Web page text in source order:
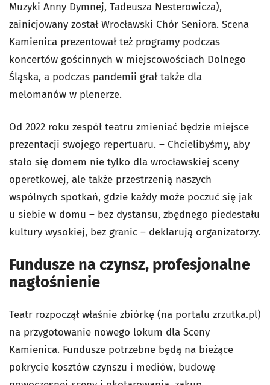
Muzyki Anny Dymnej, Tadeusza Nesterowicza),
zainicjowany został Wrocławski Chór Seniora. Scena
Kamienica prezentował też programy podczas
koncertów gościnnych w miejscowościach Dolnego
Śląska, a podczas pandemii grał także dla
melomanów w plenerze.
Od 2022 roku zespół teatru zmieniać będzie miejsce
prezentacji swojego repertuaru. – Chcielibyśmy, aby
stało się domem nie tylko dla wrocławskiej sceny
operetkowej, ale także przestrzenią naszych
wspólnych spotkań, gdzie każdy może poczuć się jak
u siebie w domu – bez dystansu, zbędnego piedestału
kultury wysokiej, bez granic – deklarują organizatorzy.
Fundusze na czynsz, profesjonalne
nagłośnienie
Teatr rozpoczął właśnie zbiórkę (na portalu zrzutka.pl)
na przygotowanie nowego lokum dla Sceny
Kamienica. Fundusze potrzebne będą na bieżące
pokrycie kosztów czynszu i mediów, budowę